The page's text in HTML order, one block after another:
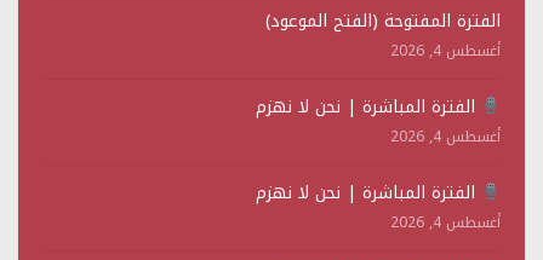
الفترة المفتوحة (الفتح الموعود)
أغسطس 4, 2026
الفترة المباشرة | نحن لا نهزم
أغسطس 4, 2026
الفترة المباشرة | نحن لا نهزم
أغسطس 4, 2026